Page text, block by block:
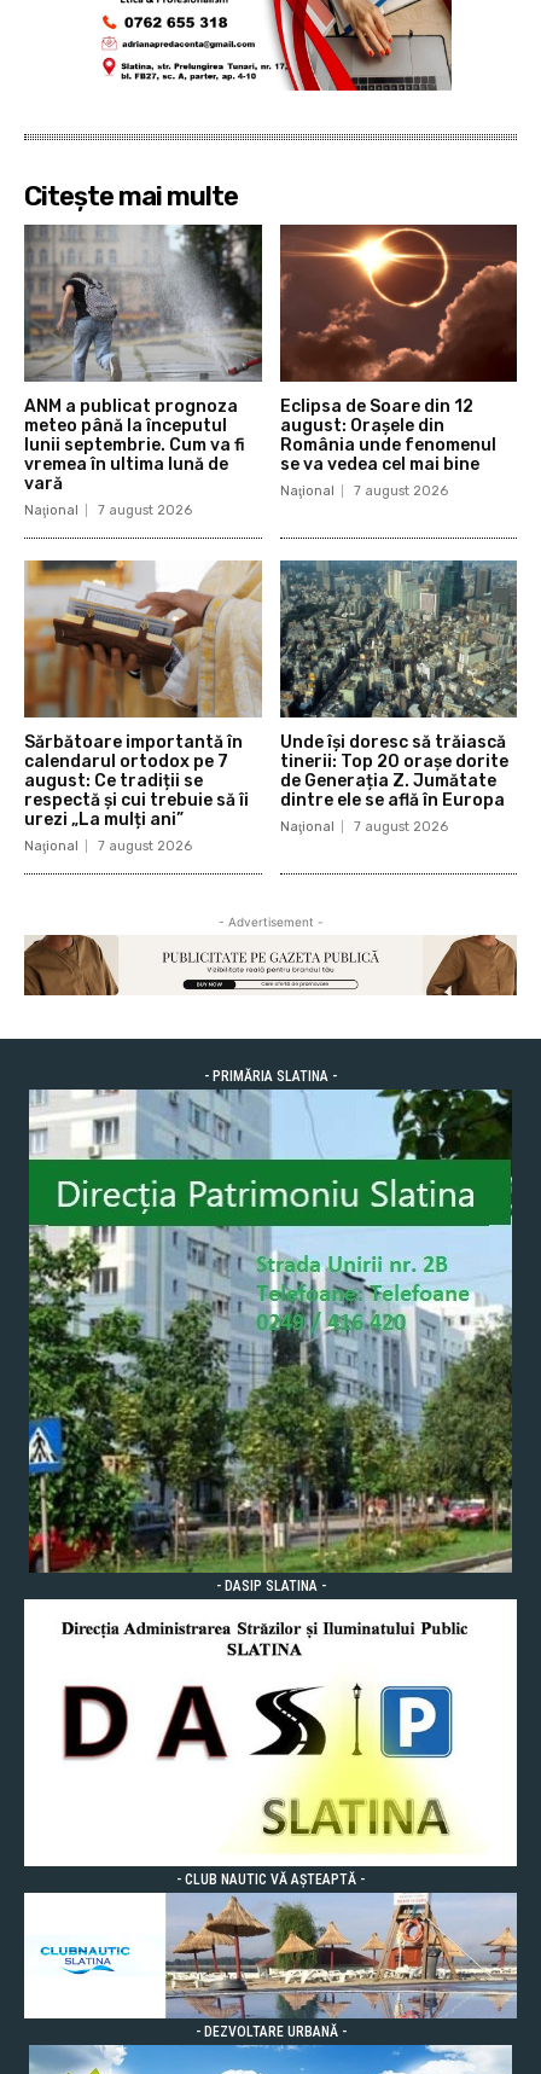
Citește mai multe
ANM a publicat prognoza
meteo până la începutul
lunii septembrie. Cum va fi
vremea în ultima lună de
vară
Naţional 7 august 2026
Eclipsa de Soare din 12
august: Orașele din
România unde fenomenul
se va vedea cel mai bine
Naţional 7 august 2026
Sărbătoare importantă în
calendarul ortodox pe 7
august: Ce tradiții se
respectă și cui trebuie să îi
urezi „La mulți ani”
Naţional 7 august 2026
Unde își doresc să trăiască
tinerii: Top 20 orașe dorite
de Generația Z. Jumătate
dintre ele se află în Europa
Naţional 7 august 2026
- Advertisement -
- PRIMĂRIA SLATINA -
- DASIP SLATINA -
- CLUB NAUTIC VĂ AȘTEAPTĂ -
- DEZVOLTARE URBANĂ -